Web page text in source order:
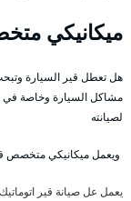
ميكانيكي
هل تعطل قير السيارة
مشاكل السيارة وخاصة في
لصيانته
ويعمل ميكانيكي متخصص
يعمل عل صيانة قير اتوماتيك